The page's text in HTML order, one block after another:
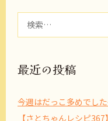
最近の投稿
今週はだっこ多めでし
【さとちゃんレシピ